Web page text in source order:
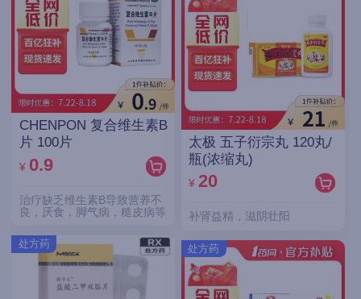
CHENPON 复合维生素B
片 100片
¥ 0.9
治疗缺乏维生素B导致营养不
良，厌食，脚气病，糙皮病等
处方药
太极 五子衍宗丸 120丸/
瓶(浓缩丸)
¥ 20
补肾益精，滋阴壮阳
处方药